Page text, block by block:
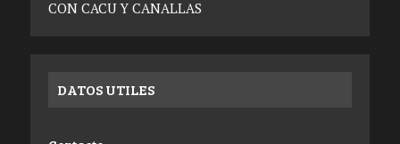
CON CACU Y CANALLAS
DATOS UTILES